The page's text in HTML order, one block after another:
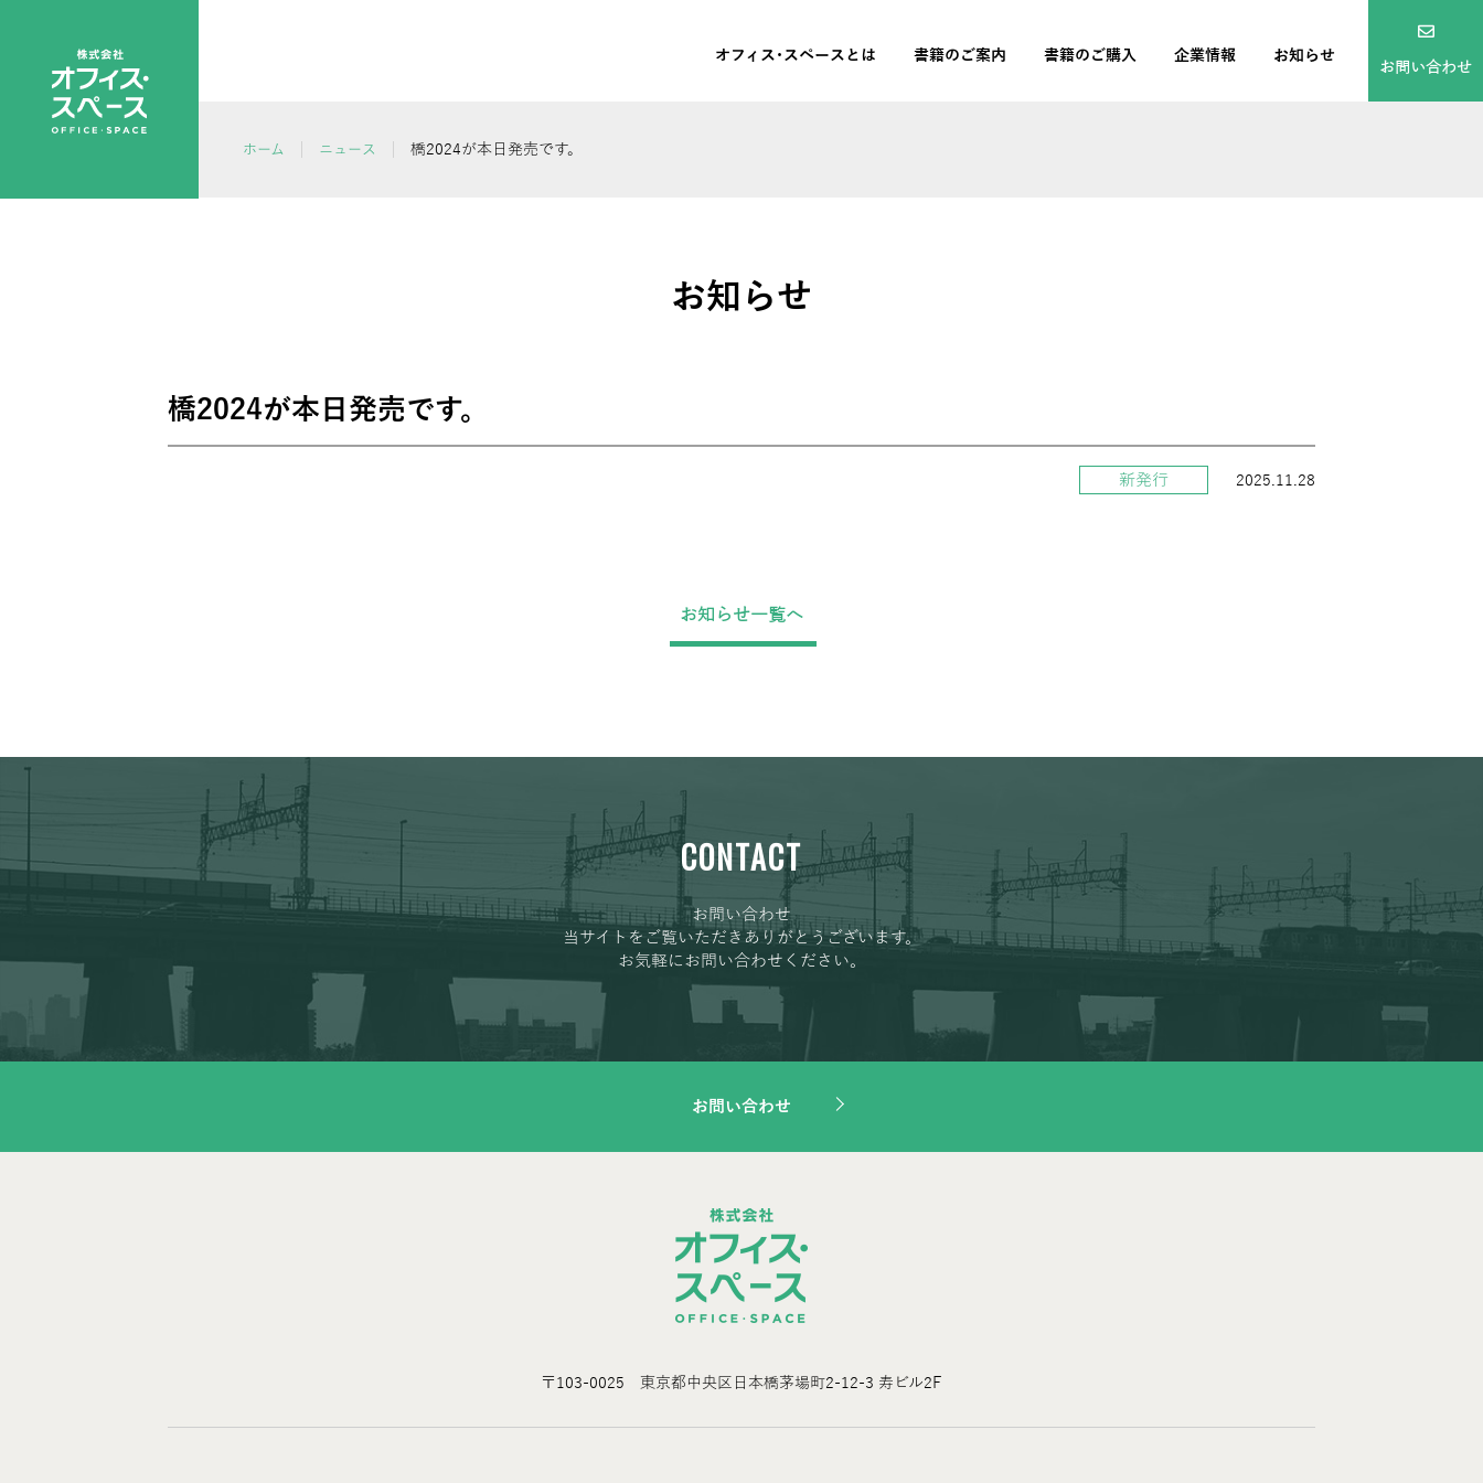
オフィス･スペースとは 書籍のご案内 書籍のご購入 企業情報 お知らせ
お問い合わせ
ホーム ニュース 橋2024が本日発売です。
お知らせ
橋2024が本日発売です。
新発行 2025.11.28
お知らせ一覧へ
CONTACT
お問い合わせ
当サイトをご覧いただきありがとうございます。
お気軽にお問い合わせください。
お問い合わせ
〒103-0025 東京都中央区日本橋茅場町2-12-3 寿ビル2F